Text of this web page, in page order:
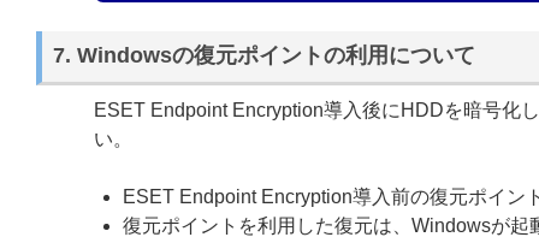
7. Windowsの復元ポイントの利用について
ESET Endpoint Encryption導入後にHDDを暗号化
い。
ESET Endpoint Encryption導入前の復元ポイ
復元ポイントを利用した復元は、Windowsが